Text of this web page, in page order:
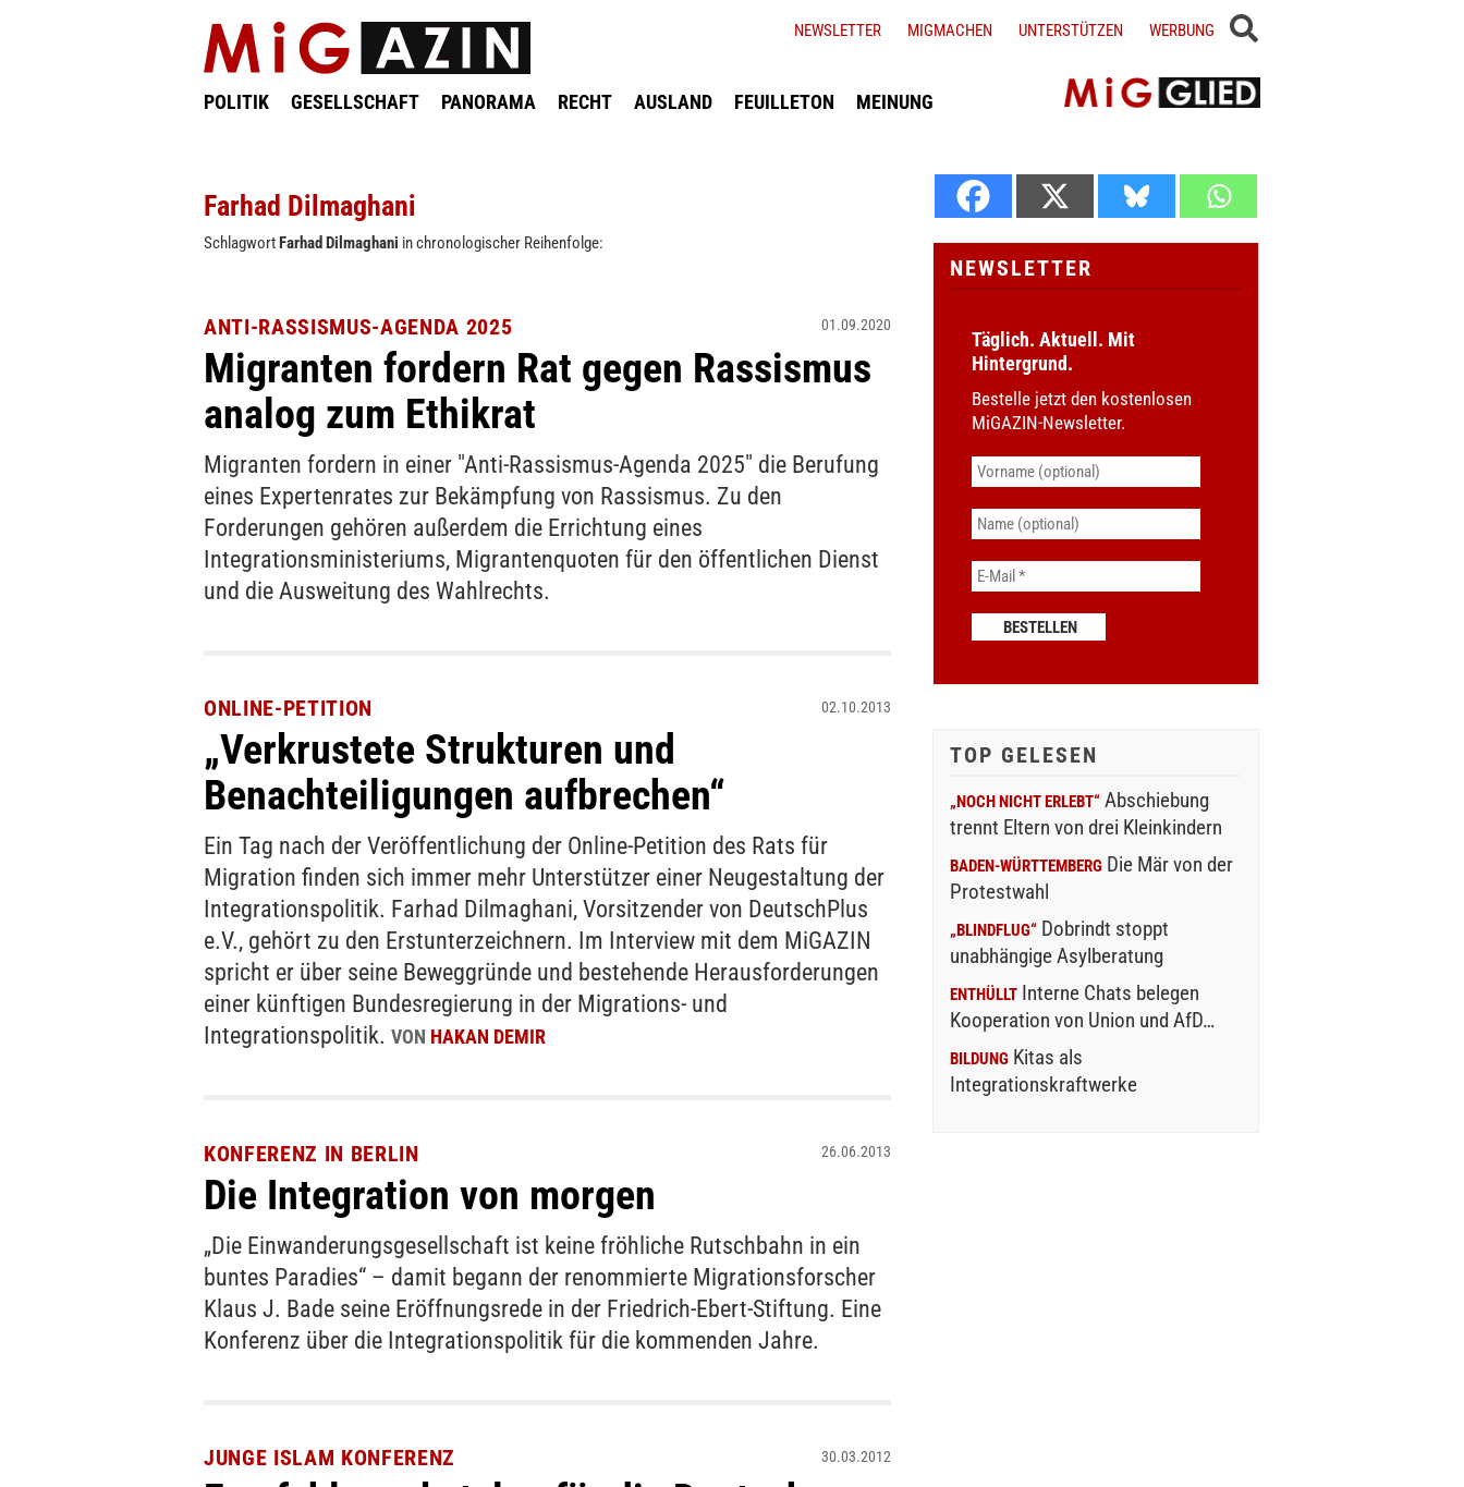
POLITIK GESELLSCHAFT PANORAMA RECHT AUSLAND FEUILLETON MEINUNG
NEWSLETTER MIGMACHEN UNTERSTÜTZEN WERBUNG
Farhad Dilmaghani
SchlagwortFarhad Dilmaghani in chronologischer Reihenfolge:
ANTI-RASSISMUS-AGENDA 2025
Migranten fordern Rat gegen Rassismus
analog zum Ethikrat
01.09.2020
Migranten fordern in einer "Anti-Rassismus-Agenda 2025" die Berufung
eines Expertenrates zur Bekämpfung von Rassismus. Zu den
Forderungen gehören außerdem die Errichtung eines
Integrationsministeriums, Migrantenquoten für den öffentlichen Dienst
und die Ausweitung des Wahlrechts.
ONLINE-PETITION
„Verkrustete Strukturen und
Benachteiligungen aufbrechen“
02.10.2013
Ein Tag nach der Veröffentlichung der Online-Petition des Rats für
Migration finden sich immer mehr Unterstützer einer Neugestaltung der
Integrationspolitik. Farhad Dilmaghani, Vorsitzender von DeutschPlus
e.V., gehört zu den Erstunterzeichnern. Im Interview mit dem MiGAZIN
spricht er über seine Beweggründe und bestehende Herausforderungen
einer künftigen Bundesregierung in der Migrations- und
Integrationspolitik. VON HAKAN DEMIR
KONFERENZ IN BERLIN
Die Integration von morgen
26.06.2013
„Die Einwanderungsgesellschaft ist keine fröhliche Rutschbahn in ein
buntes Paradies“ – damit begann der renommierte Migrationsforscher
Klaus J. Bade seine Eröffnungsrede in der Friedrich-Ebert-Stiftung. Eine
Konferenz über die Integrationspolitik für die kommenden Jahre.
JUNGE ISLAM KONFERENZ 30.03.2012
NEWSLETTER
Täglich. Aktuell. Mit
Hintergrund.
Bestelle jetzt den kostenlosen
MiGAZIN-Newsletter.
TOP GELESEN
„NOCH NICHT ERLEBT“ Abschiebung
trennt Eltern von drei Kleinkindern
BADEN-WÜRTTEMBERG Die Mär von der
Protestwahl
„BLINDFLUG“ Dobrindt stoppt
unabhängige Asylberatung
ENTHÜLLT Interne Chats belegen
Kooperation von Union und AfD…
BILDUNG Kitas als
Integrationskraftwerke